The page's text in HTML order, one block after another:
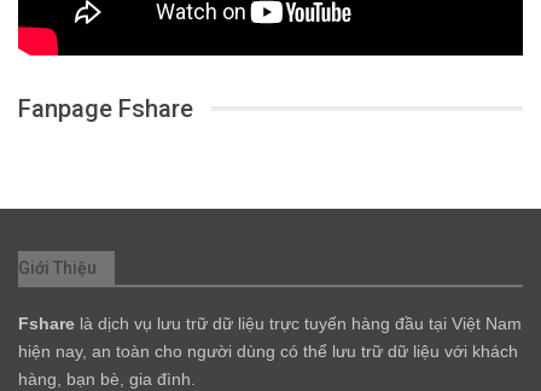
Fanpage Fshare
Giới Thiệu
Fshare là dịch vụ lưu trữ dữ liệu trực tuyến hàng đầu tại Việt Nam
hiện nay, an toàn cho người dùng có thể lưu trữ dữ liệu với khách
hàng, bạn bè, gia đình.